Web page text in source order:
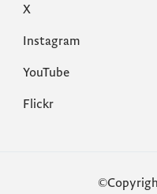
X
Instagram
YouTube
Flickr